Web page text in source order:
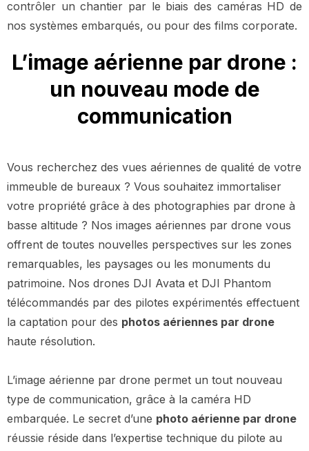
contrôler un chantier par le biais des caméras HD de
nos systèmes embarqués, ou pour des films corporate.
L’image aérienne par drone :
un nouveau mode de
communication
Vous recherchez des vues aériennes de qualité de votre
immeuble de bureaux ? Vous souhaitez immortaliser
votre propriété grâce à des photographies par drone à
basse altitude ? Nos images aériennes par drone vous
offrent de toutes nouvelles perspectives sur les zones
remarquables, les paysages ou les monuments du
patrimoine. Nos drones DJI Avata et DJI Phantom
télécommandés par des pilotes expérimentés effectuent
la captation pour des photos aériennes par drone
haute résolution.
L’image aérienne par drone permet un tout nouveau
type de communication, grâce à la caméra HD
embarquée. Le secret d’une photo aérienne par drone
réussie réside dans l’expertise technique du pilote au